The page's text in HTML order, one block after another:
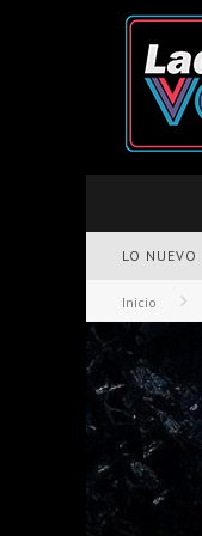
LO NUEVO
Inicio